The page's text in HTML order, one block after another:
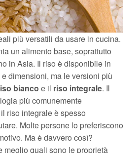
più versatili da usare in cucina.
un alimento base, soprattutto
in Asia. Il riso è disponibile in
dimensioni, ma le versioni più
bianco e il riso integrale. Il
più comunemente
riso integrale è spesso
Molte persone lo preferiscono
Ma è davvero così?
meglio quali sono le proprietà